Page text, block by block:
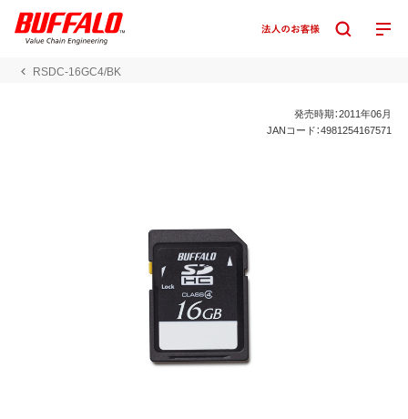
RSDC-16GC4/BK
発売時期：2011年06月
JANコード：4981254167571